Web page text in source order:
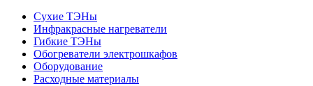
Сухие ТЭНы
Инфракрасные нагреватели
Гибкие ТЭНы
Обогреватели электрошкафов
Оборудование
Расходные материалы